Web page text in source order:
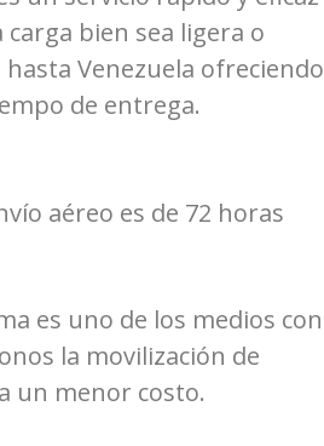
bien sea ligera o
Venezuela ofreciendo
de entrega.
aéreo es de 72 horas
es uno de los medios con
la movilización de
un menor costo.